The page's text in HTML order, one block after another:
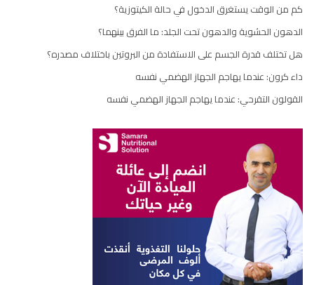
كم من الوقت يستغرق الدخول في حالة الكيتوزية؟
الدهون الحشوية والدهون تحت الجلد: ما الفرق بينهما؟
هل تختلف قدرة الجسم على الاستفادة من البروتين باختلاف مصدره؟
داء كرون: عندما يهاجم الجهاز الهضمي نفسه
القولون التقرحي: عندما يهاجم الجهاز الهضمي نفسه